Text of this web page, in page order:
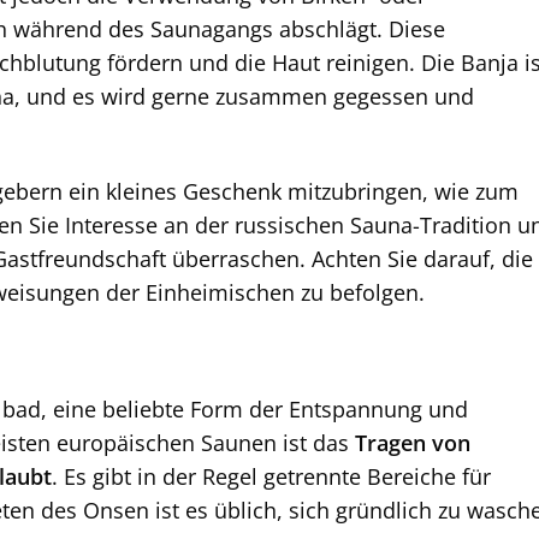
des Saunagangs abschlägt. Diese
fördern und die Haut reinigen. Die Banja
und es wird gerne zusammen gegessen und
ein kleines Geschenk mitzubringen, wie zum
Sie Interesse an der russischen Sauna-Tradition
überraschen. Achten Sie darauf, die
der Einheimischen zu befolgen.
eine beliebte Form der Entspannung und
europäischen Saunen ist das Tragen von
. Es gibt in der Regel getrennte Bereiche für
des Onsen ist es üblich, sich gründlich zu